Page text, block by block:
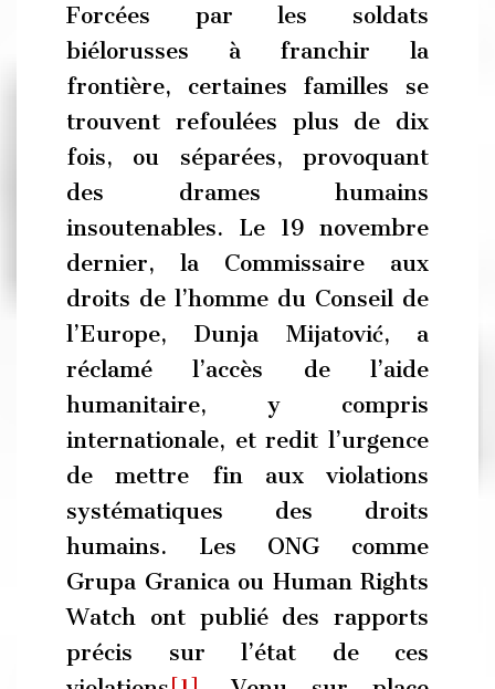
Forcées par les soldats
biélorusses à franchir la
frontière, certaines familles se
trouvent refoulées plus de dix
fois, ou séparées, provoquant
des drames humains
insoutenables. Le 19 novembre
dernier, la Commissaire aux
droits de l’homme du Conseil de
l’Europe, Dunja Mijatović, a
réclamé l’accès de l’aide
humanitaire, y compris
internationale, et redit l’urgence
de mettre fin aux violations
systématiques des droits
humains. Les ONG comme
Grupa Granica ou Human Rights
Watch ont publié des rapports
précis sur l’état de ces